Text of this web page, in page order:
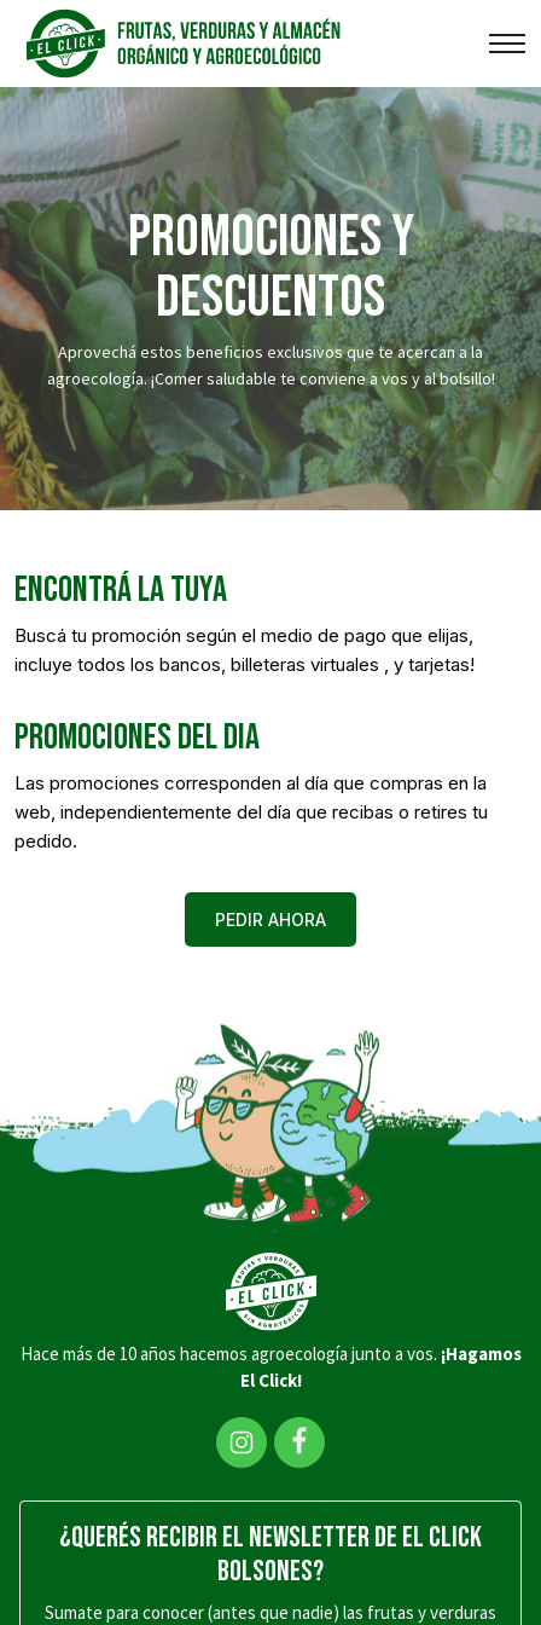
PROMOCIONES Y
DESCUENTOS
Aprovechá estos beneficios exclusivos que te acercan a la
agroecología. ¡Comer saludable te conviene a vos y al bolsillo!
ENCONTRÁ LA TUYA
Buscá tu promoción según el medio de pago que elijas,
incluye todos los bancos, billeteras virtuales , y tarjetas!
PROMOCIONES DEL DIA
Las promociones corresponden al día que compras en la
web, independientemente del día que recibas o retires tu
pedido.
PEDIR AHORA
Hace más de 10 años hacemos agroecología junto a vos. ¡Hagamos
El Click!
¿QUERÉS RECIBIR EL NEWSLETTER DE EL CLICK
BOLSONES?
Sumate para conocer (antes que nadie) las frutas y verduras